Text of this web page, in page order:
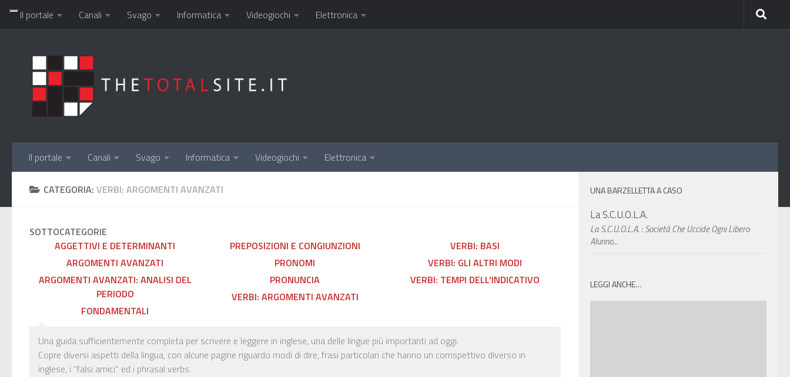
Salta al contenuto
Il portale Canali Svago Informatica Videogiochi Elettronica
Il portale Canali Svago Informatica Videogiochi Elettronica
CATEGORIA: VERBI: ARGOMENTI AVANZATI
SOTTOCATEGORIE
AGGETTIVI E DETERMINANTI
ARGOMENTI AVANZATI
ARGOMENTI AVANZATI: ANALISI DEL
PERIODO
FONDAMENTALI
PREPOSIZIONI E CONGIUNZIONI
PRONOMI
PRONUNCIA
VERBI: ARGOMENTI AVANZATI
VERBI: BASI
VERBI: GLI ALTRI MODI
VERBI: TEMPI DELL'INDICATIVO
Una guida sufficientemente completa per scrivere e leggere in inglese, una delle lingue più importanti ad oggi.
Copre diversi aspetti della lingua, con alcune pagine riguardo modi di dire, frasi particolari che hanno un corrispettivo diverso in
inglese, i “falsi amici” ed i phrasal verbs.
UNA BARZELLETTA A CASO
La S.C.U.O.L.A.
La S.C.U.O.L.A. : Società Che Uccide Ogni Libero
Alunno...
LEGGI ANCHE…